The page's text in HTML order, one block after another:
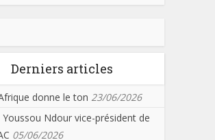
Derniers articles
donne le ton 23/06/2026
Youssou Ndour vice-président de
05/06/2026